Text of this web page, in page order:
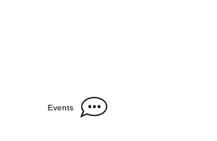
Events